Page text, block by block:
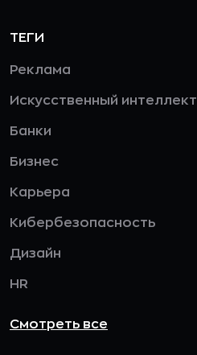
ТЕГИ
Реклама
Искусственный интеллект
Банки
Бизнес
Карьера
Кибербезопасность
Дизайн
HR
Смотреть все